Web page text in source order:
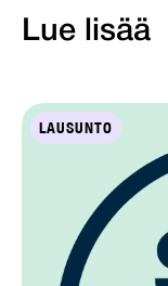
Lue lisää
LAUSUNTO